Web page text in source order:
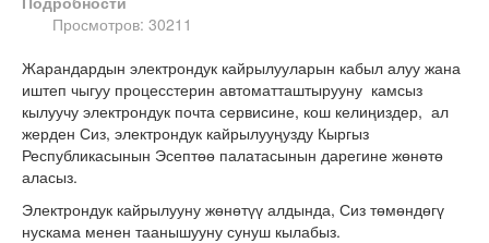
Просмотров: 30211
Жарандардын электрондук кайрылууларын кабыл алуу жана
иштеп чыгуу процесстерин автоматташтырууну камсыз
кылуучу электрондук почта сервисине, кош келиңиздер, ал
жерден Сиз, электрондук кайрылууңузду Кыргыз
Республикасынын Эсептөө палатасынын дарегине жөнөтө
аласыз.
Электрондук кайрылууну жөнөтүү алдында, Сиз төмөндөгү
нускама менен таанышууну сунуш кылабыз.